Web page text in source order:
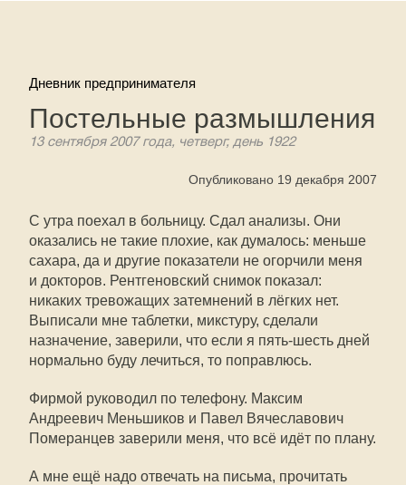
Дневник предпринимателя
Постельные размышления
13 сентября 2007 года, четверг, день 1922
Опубликовано 19 декабря 2007
С утра поехал в больницу. Сдал анализы. Они
оказались не такие плохие, как думалось: меньше
сахара, да и другие показатели не огорчили меня
и докторов. Рентгеновский снимок показал:
никаких тревожащих затемнений в лёгких нет.
Выписали мне таблетки, микстуру, сделали
назначение, заверили, что если я пять-шесть дней
нормально буду лечиться, то поправлюсь.
Фирмой руководил по телефону. Максим
Андреевич Меньшиков и Павел Вячеславович
Померанцев заверили меня, что всё идёт по плану.
А мне ещё надо отвечать на письма, прочитать